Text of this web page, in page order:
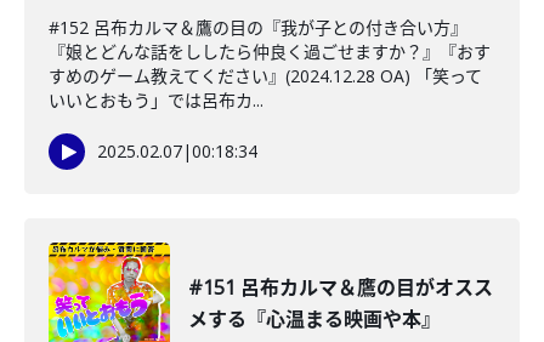
#152 呂布カルマ＆鷹の目の『我が子との付き合い方』
『娘とどんな話をししたら仲良く過ごせますか？』『おす
すめのゲーム教えてください』(2024.12.28 OA) 「笑って
いいとおもう」では呂布カ...
2025.02.07|00:18:34
#151 呂布カルマ＆鷹の目がオスス
メする『心温まる映画や本』